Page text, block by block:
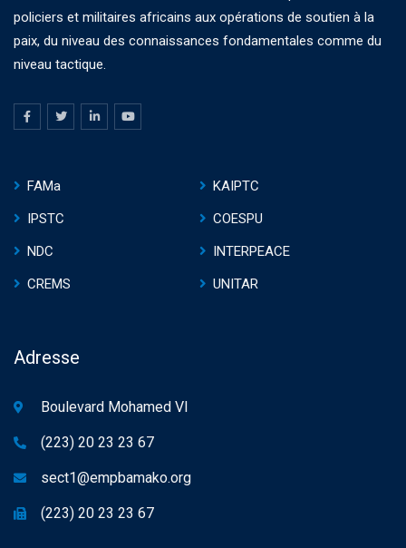
policiers et militaires africains aux opérations de soutien à la
paix, du niveau des connaissances fondamentales comme du
niveau tactique.
FAMa
KAIPTC
IPSTC
COESPU
NDC
INTERPEACE
CREMS
UNITAR
Adresse
Boulevard Mohamed VI
(223) 20 23 23 67
sect1@empbamako.org
(223) 20 23 23 67